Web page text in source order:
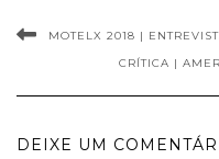
MOTELX 2018 |
CRÍTICA |
DEIXE UM